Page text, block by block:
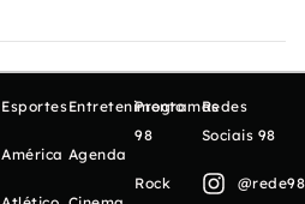
Esportes
América
Entretenimento
Agenda
Programas
98
Rock
Redes
Sociais 98